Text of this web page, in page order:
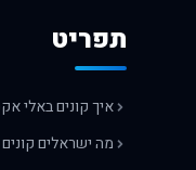
תפריט
איך קונים באלי
מה ישראלים